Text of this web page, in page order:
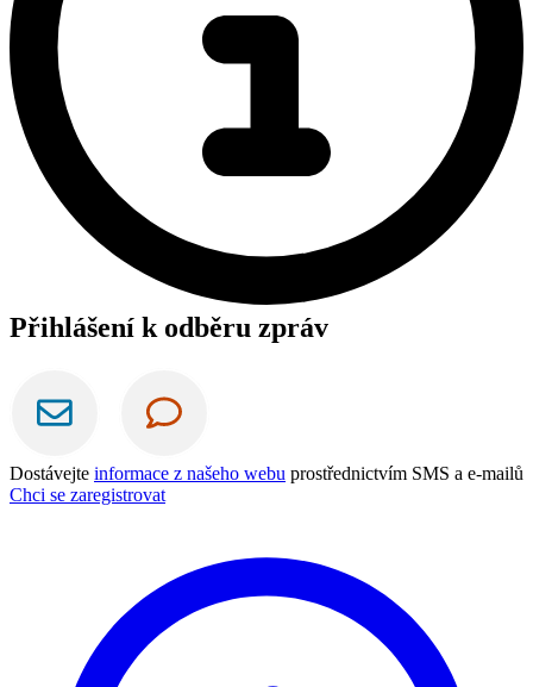
Přihlášení k odběru zpráv
Dostávejte informace z našeho webu prostřednictvím SMS a e-mailů
Chci se zaregistrovat